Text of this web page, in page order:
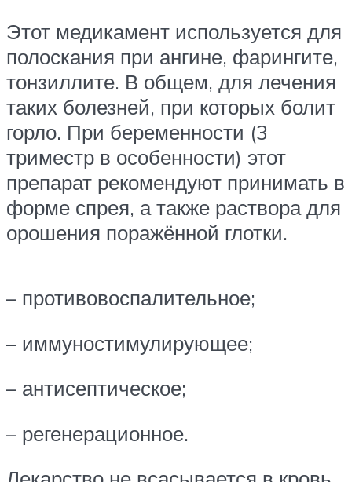
Этот медикамент используется для
полоскания при ангине, фарингите,
тонзиллите. В общем, для лечения
таких болезней, при которых болит
горло. При беременности (3
триместр в особенности) этот
препарат рекомендуют принимать в
форме спрея, а также раствора для
орошения поражённой глотки.
– противовоспалительное;
– иммуностимулирующее;
– антисептическое;
– регенерационное.